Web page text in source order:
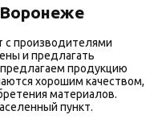
с производителями
и предлагать
продукцию
хорошим качеством,
материалов.
пункт.